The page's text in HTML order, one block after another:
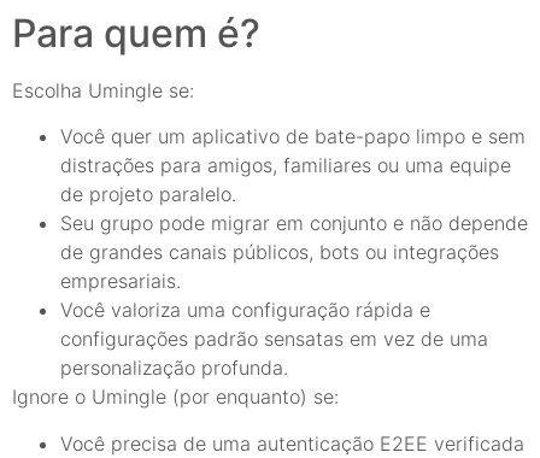
Para quem é?
Escolha Umingle se:
Você quer um aplicativo de bate-papo limpo e sem
distrações para amigos, familiares ou uma equipe
de projeto paralelo.
Seu grupo pode migrar em conjunto e não depende
de grandes canais públicos, bots ou integrações
empresariais.
Você valoriza uma configuração rápida e
configurações padrão sensatas em vez de uma
personalização profunda.
Ignore o Umingle (por enquanto) se:
Você precisa de uma autenticação E2EE verificada